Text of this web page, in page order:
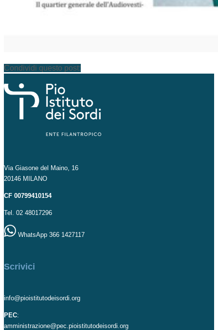
Condividi questo post:
Via Giasone del Maino, 16
20146 MILANO
CF 00799410154
Tel. 02 48017296
WhatsApp 366 1427117
Scrivici
info@pioistitutodeisordi.org
PEC:
amministrazione@pec.pioistitutodeisordi.org